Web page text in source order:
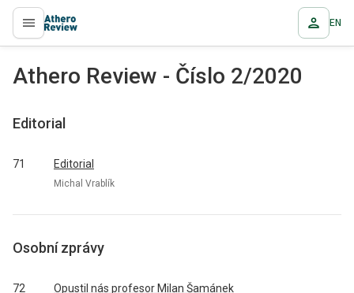
proLékaře.cz EN
Athero Review - Číslo 2/2020
Editorial
71 Editorial
Michal Vrablík
Osobní zprávy
72 Opustil nás profesor Milan Šamánek